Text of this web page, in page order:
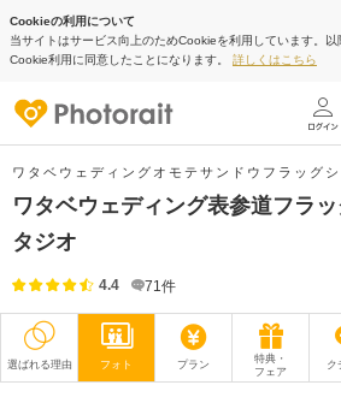
Cookieの利用について
当サイトはサービス向上のためCookieを利用しています。以
Cookie利用に同意したことになります。 詳しくはこちら
ワタベウェディングオモテサンドウフラッグ
ワタベウェディング表参道フラ
タジオ
4.4 71 件
選ばれる理由 フォト プラン
特典・
フェア
ク